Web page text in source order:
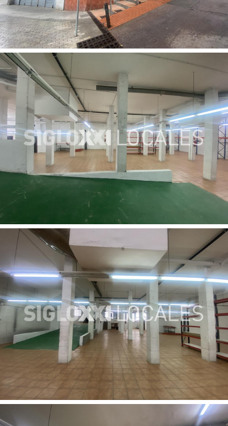
parking, etc…) como mensajería, logística o industria o
tintorería o obrador.
Si puede estar interesado en este inmueble o quiere
conocer nuestra amplia cartera de producto, contacte
con el Dpto. de Locales de Fincas Siglo XXI, somos una
empresa líder en el sector con una larga trayectoria.
Nuestros consultores encontrarán el inmueble que más
se ajuste a sus necesidades.
Ref: 002.12836